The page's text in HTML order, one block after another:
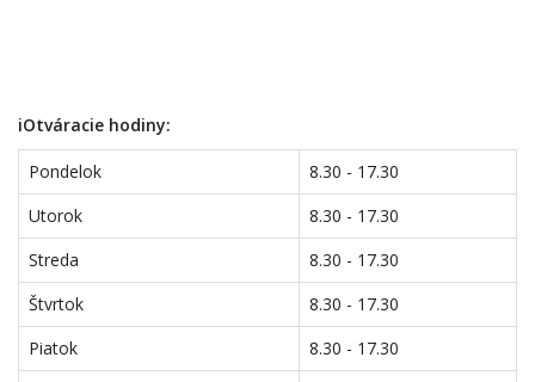
iOtváracie hodiny:
Pondelok
8.30 - 17.30
Utorok
8.30 - 17.30
Streda
8.30 - 17.30
Štvrtok
8.30 - 17.30
Piatok
8.30 - 17.30